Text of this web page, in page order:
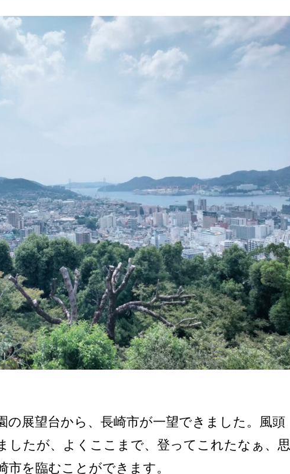
の展望台から、長崎市が一望できました。風頭
したが、よくここまで、登ってこれたなぁ、思
を臨むことができます。